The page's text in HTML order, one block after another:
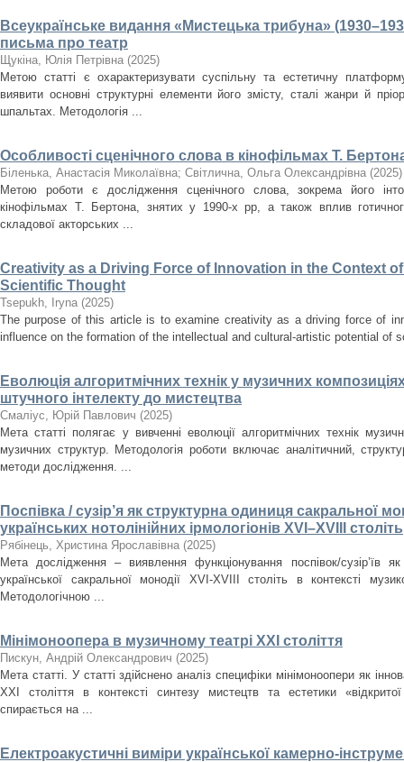
Всеукраїнське видання «Мистецька трибуна»
письма про театр
Щукіна, Юлія Петрівна (2025)
Метою статті є охарактеризувати суспільну та естетичну
виявити основні структурні елементи його змісту, сталі жанри й
шпальтах. Методологія ...
Особливості сценічного слова в кінофільмах Т.
Біленька, Анастасія Миколаївна; Світлична, Ольга Олександрівна (2025)
Метою роботи є дослідження сценічного слова, зокрема його
кінофільмах Т. Бертона, знятих у 1990-х рр, а також вплив
складової акторських ...
Creativity as a Driving Force of Innovation in the Context
Scientific Thought
Tsepukh, Iryna (2025)
The purpose of this article is to examine creativity as a driving force of
influence on the formation of the intellectual and cultural-artistic potential of
Еволюція алгоритмічних технік у музичних
штучного інтелекту до мистецтва
Смаліус, Юрій Павлович (2025)
Мета статті полягає у вивченні еволюції алгоритмічних технік
музичних структур. Методологія роботи включає аналітичний,
методи дослідження. ...
Поспівка / сузір’я як структурна одиниця сакральної
українських нотолінійних ірмологіонів XVI–XVIII століть
Рябінець, Христина Ярославівна (2025)
Мета дослідження – виявлення функціонування поспівок/сузір’їв
української сакральної монодії XVI-XVIII cтоліть в контексті
Методологічною ...
Мінімоноопера в музичному театрі ХХІ століття
Пискун, Андрій Олександрович (2025)
Мета статті. У статті здійснено аналіз специфіки мінімоноопери як
ХХІ століття в контексті синтезу мистецтв та естетики
спирається на ...
Електроакустичні виміри української камерно-